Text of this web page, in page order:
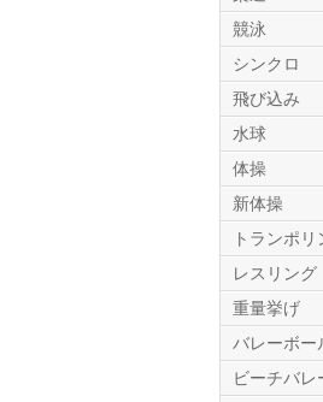
競泳
シンクロ
飛び込み
水球
体操
新体操
トランポリ
レスリング
重量挙げ
バレーボー
ビーチバレ